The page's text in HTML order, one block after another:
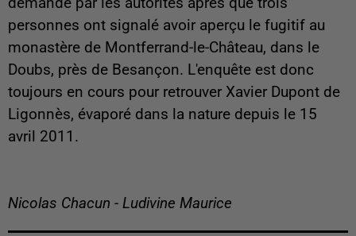
personnes ont signalé avoir aperçu le fugitif au
monastère de Montferrand-le-Château, dans le
Doubs, près de Besançon. L'enquête est donc
toujours en cours pour retrouver Xavier Dupont de
Ligonnès, évaporé dans la nature depuis le 15
avril 2011.
Nicolas Chacun - Ludivine Maurice